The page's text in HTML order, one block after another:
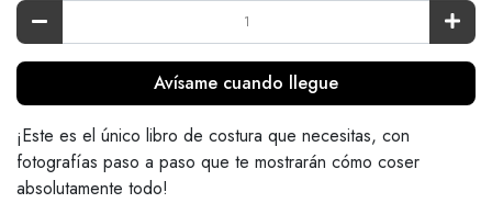
Avísame cuando llegue
¡Este es el único libro de costura que necesitas, con
fotografías paso a paso que te mostrarán cómo coser
absolutamente todo!